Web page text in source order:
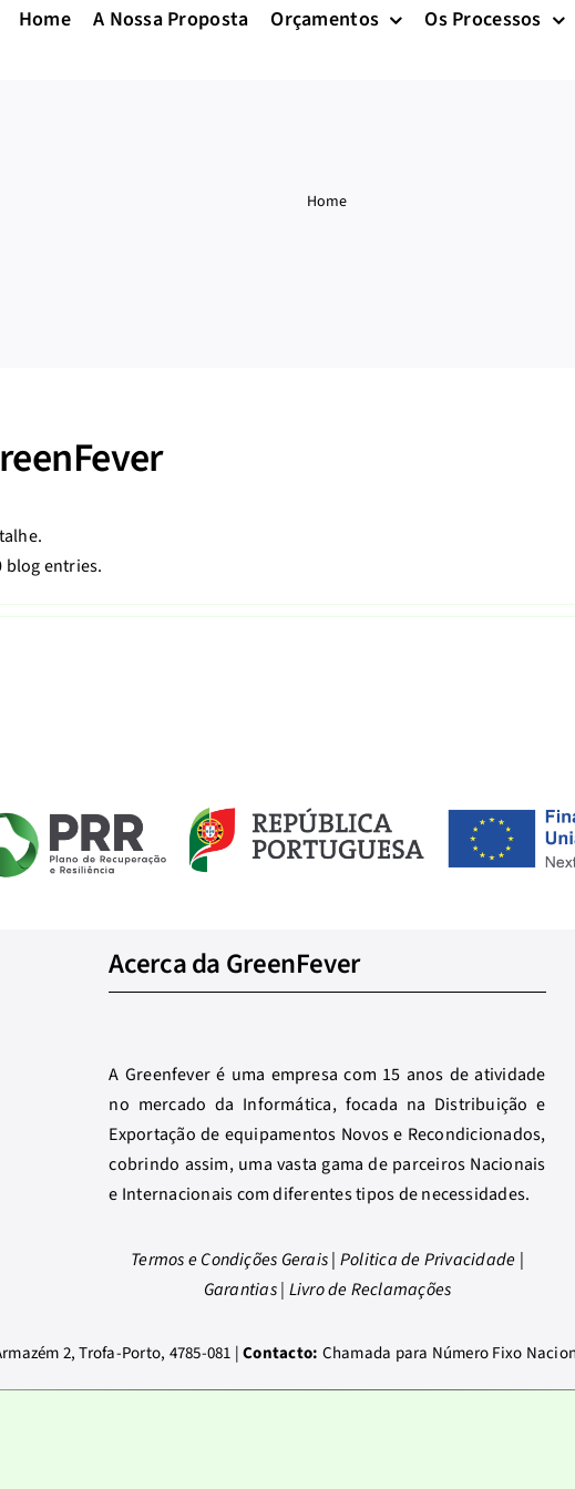
Home A Nossa Proposta Orçamentos Os Processos
Home
blog entries.
Acerca da GreenFever
A Greenfever é uma empresa com 15 anos de atividade
no mercado da Informática, focada na Distribuição e
Exportação de equipamentos Novos e Recondicionados,
cobrindo assim, uma vasta gama de parceiros Nacionais
e Internacionais com diferentes tipos de necessidades.
Termos e Condições Gerais| Politica de Privacidade |
Garantias| Livro de Reclamações
2, Trofa-Porto, 4785-081 |Contacto: Chamada para Número Fixo